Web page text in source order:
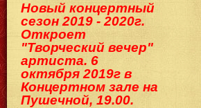
Новый концертный
сезон 2019 - 2020г.
Откроет
"Творческий вечер"
артиста. 6
октября 2019г в
Концертном зале на
Пушечной, 19.00.